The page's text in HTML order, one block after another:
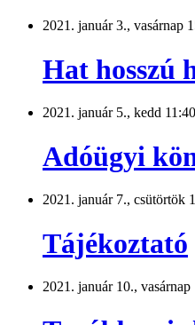
2021. január 3., vasárnap
Hat hosszú
2021. január 5., kedd 11:40
Adóügyi
2021. január 7., csütörtök
Tájékoztató
2021. január 10., vasárnap